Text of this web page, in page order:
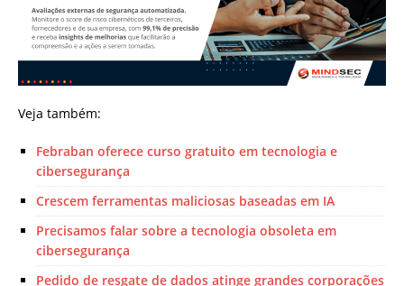
Veja também:
Febraban oferece curso gratuito em tecnologia e
cibersegurança
Crescem ferramentas maliciosas baseadas em IA
Precisamos falar sobre a tecnologia obsoleta em
cibersegurança
Pedido de resgate de dados atinge grandes corporações